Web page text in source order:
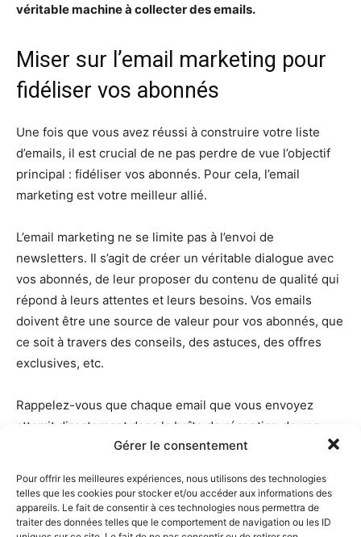
Gérer le consentement
Pour offrir les meilleures expériences, nous utilisons des technologies
telles que les cookies pour stocker et/ou accéder aux informations des
appareils. Le fait de consentir à ces technologies nous permettra de
traiter des données telles que le comportement de navigation ou les ID
véritable machine à collecter des emails.
Miser sur l’email marketing pour
fidéliser vos abonnés
Une fois que vous avez réussi à construire votre liste
d’emails, il est crucial de ne pas perdre de vue l’objectif
principal : fidéliser vos abonnés. Pour cela, l’email
marketing est votre meilleur allié.
L’email marketing ne se limite pas à l’envoi de
newsletters. Il s’agit de créer un véritable dialogue avec
vos abonnés, de leur proposer du contenu de qualité qui
répond à leurs attentes et leurs besoins. Vos emails
doivent être une source de valeur pour vos abonnés, que
ce soit à travers des conseils, des astuces, des offres
exclusives, etc.
Rappelez-vous que chaque email que vous envoyez
atterrit directement dans la boîte de réception de vos
abonnés. C’est un privilège qui demande du respect et de
Une bonne stratégie d’email marketing permet non
seulement de fidéliser vos abonnés, mais aussi